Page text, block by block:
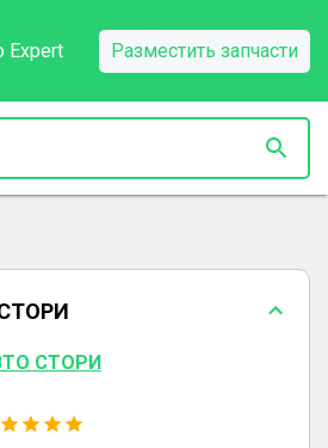
Expert Разместить запчасти
СТОРИ